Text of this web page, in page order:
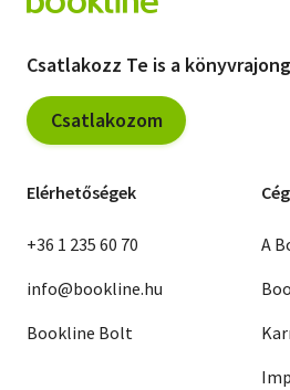
Csatlakozz Te is a
Csatlakozom
Elérhetőségek
+36 1 235 60 70
info@bookline.hu
Bookline Bolt
A